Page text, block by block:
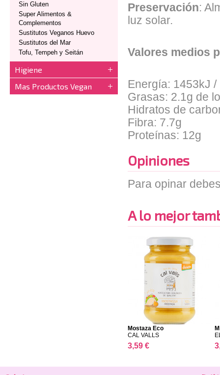
Sin Gluten
Super Alimentos &
Complementos
Sustitutos Veganos Huevo
Sustitutos del Mar
Tofu, Tempeh y Seitán
Higiene
Mas Productos Vegan
Preservación:
luz solar.
Valores medios
Energía: 1453kJ
Grasas: 2.1g de
Hidratos de
Fibra: 7.7g
Proteínas: 12g
Opiniones
Para opinar
A lo mejor
Mostaza Eco
CAL VALLS
3,59 €